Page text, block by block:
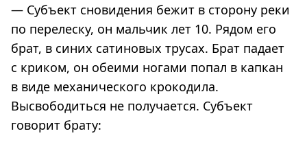
— Субъект сновидения бежит в сторону реки
по перелеску, он мальчик лет 10. Рядом его
брат, в синих сатиновых трусах. Брат падает
с криком, он обеими ногами попал в капкан
в виде механического крокодила.
Высвободиться не получается. Субъект
говорит брату: